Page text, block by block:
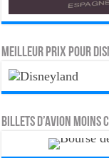
MEILLEUR PRIX POUR
Billets d’avion moins